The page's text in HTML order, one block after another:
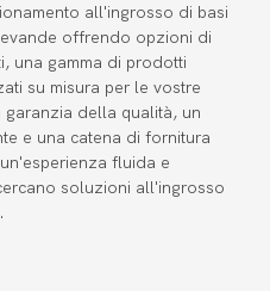
all'ingrosso di basi
offrendo opzioni di
una gamma di prodotti
su misura per le vostre
della qualità, un
e una catena di fornitura
fluida e
soluzioni all'ingrosso